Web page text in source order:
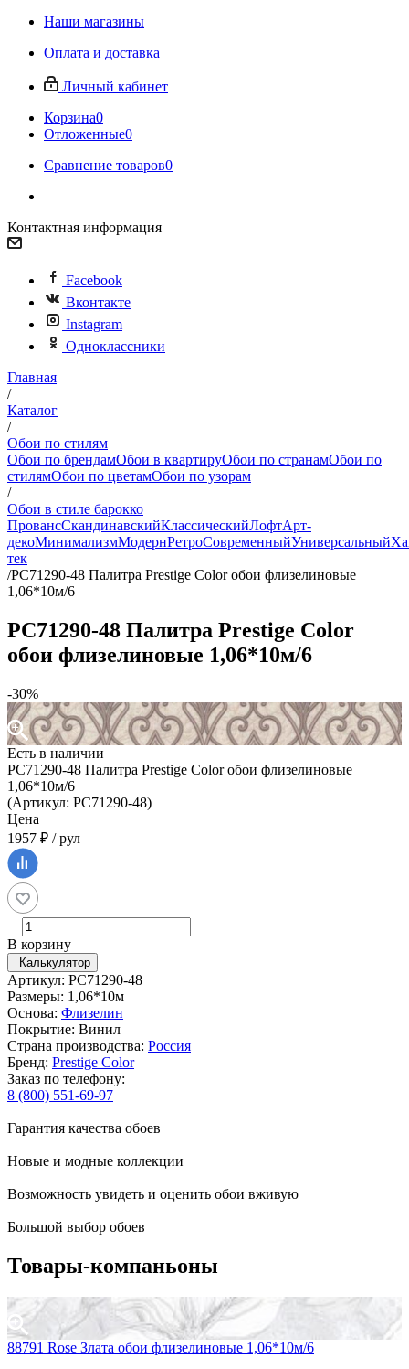
Наши магазины
Оплата и доставка
Личный кабинет
Корзина0
Отложенные0
Сравнение товаров0
Контактная информация
Facebook
Вконтакте
Instagram
Одноклассники
Главная
/
Каталог
/
Обои по стилям
Обои по брендамОбои в квартируОбои по странамОбои по
стилямОбои по цветамОбои по узорам
/
Обои в стиле барокко
ПровансСкандинавскийКлассическийЛофтАрт-
декоМинимализмМодернРетроСовременныйУниверсальный
тек
/PC71290-48 Палитра Prestige Color обои флизелиновые
1,06*10м/6
PC71290-48 Палитра Prestige Color
обои флизелиновые 1,06*10м/6
-30%
Есть в наличии
PC71290-48 Палитра Prestige Color обои флизелиновые
1,06*10м/6
(Артикул: PC71290-48)
Цена
1957 ₽ / рул
В корзину
Калькулятор
Артикул: PC71290-48
Размеры: 1,06*10м
Основа: Флизелин
Покрытие: Винил
Страна производства: Россия
Бренд: Prestige Color
Заказ по телефону:
8 (800) 551-69-97
Гарантия качества обоев
Новые и модные коллекции
Возможность увидеть и оценить обои вживую
Большой выбор обоев
Товары-компаньоны
88791 Rose Злата обои флизелиновые 1,06*10м/6